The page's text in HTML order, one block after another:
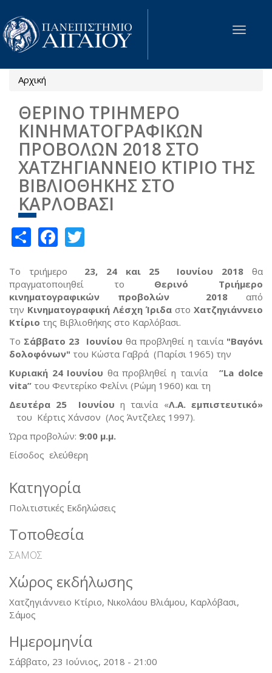
Παράκαμψη προς το κυρίως περιεχόμενο
Toggle
Είστε εδώ
Αρχική
ΘΕΡΙΝΟ ΤΡΙΗΜΕΡΟ
ΚΙΝΗΜΑΤΟΓΡΑΦΙΚΩΝ
ΠΡΟΒΟΛΩΝ 2018 ΣΤΟ
ΧΑΤΖΗΓΙΑΝΝΕΙΟ ΚΤΙΡΙΟ ΤΗΣ
ΒΙΒΛΙΟΘΗΚΗΣ ΣΤΟ
ΚΑΡΛΟΒΑΣΙ
ShareFacebook
Το τριήμερο 23, 24 και 25 Ιουνίου 2018 θα
πραγματοποιηθεί το Θερινό Τριήμερο
κινηματογραφικών προβολών 2018 από
την Κινηματογραφική Λέσχη Ίριδα στο Χατζηγιάννειο
Κτίριο της Βιβλιοθήκης στο Καρλόβασι.
Το Σάββατο 23 Ιουνίου θα προβληθεί η ταινία "Βαγόνι
δολοφόνων" του Κώστα Γαβρά (Παρίσι 1965) την
Κυριακή 24 Ιουνίου θα προβληθεί η ταινία”La dolce
vita” του Φεντερίκο Φελίνι (Ρώμη 1960) και τη
Δευτέρα 25 Ιουνίου η ταινία «Λ.Α. εμπιστευτικό»
του Κέρτις Χάνσον (Λος Άντζελες 1997).
Ώρα προβολών: 9:00 μ.μ.
Είσοδος ελεύθερη
Κατηγορία
Πολιτιστικές Εκδηλώσεις
Τοποθεσία
ΣΑΜΟΣ
Χώρος εκδήλωσης
Χατζηγιάννειο Κτίριο, Νικολάου Βλιάμου, Καρλόβασι,
Σάμος
Ημερομηνία
Σάββατο, 23 Ιούνιος, 2018 - 21:00